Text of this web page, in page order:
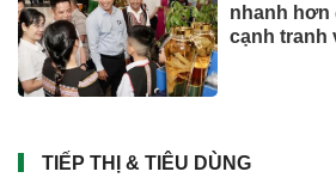
nhanh hơn
cạnh tranh
TIẾP THỊ & TIÊU DÙNG